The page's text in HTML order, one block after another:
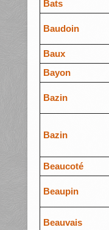
Bats
Baudoin
Baux
Bayon
Bazin
Bazin
Beaucoté
Beaupin
Beauvais